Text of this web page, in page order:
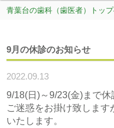
青葉台の歯科（歯医者）トッ
9月の休診のお知らせ
2022.09.13
9/18(日)～9/23(金)まで休
ご迷惑をお掛け致しま
いたします。